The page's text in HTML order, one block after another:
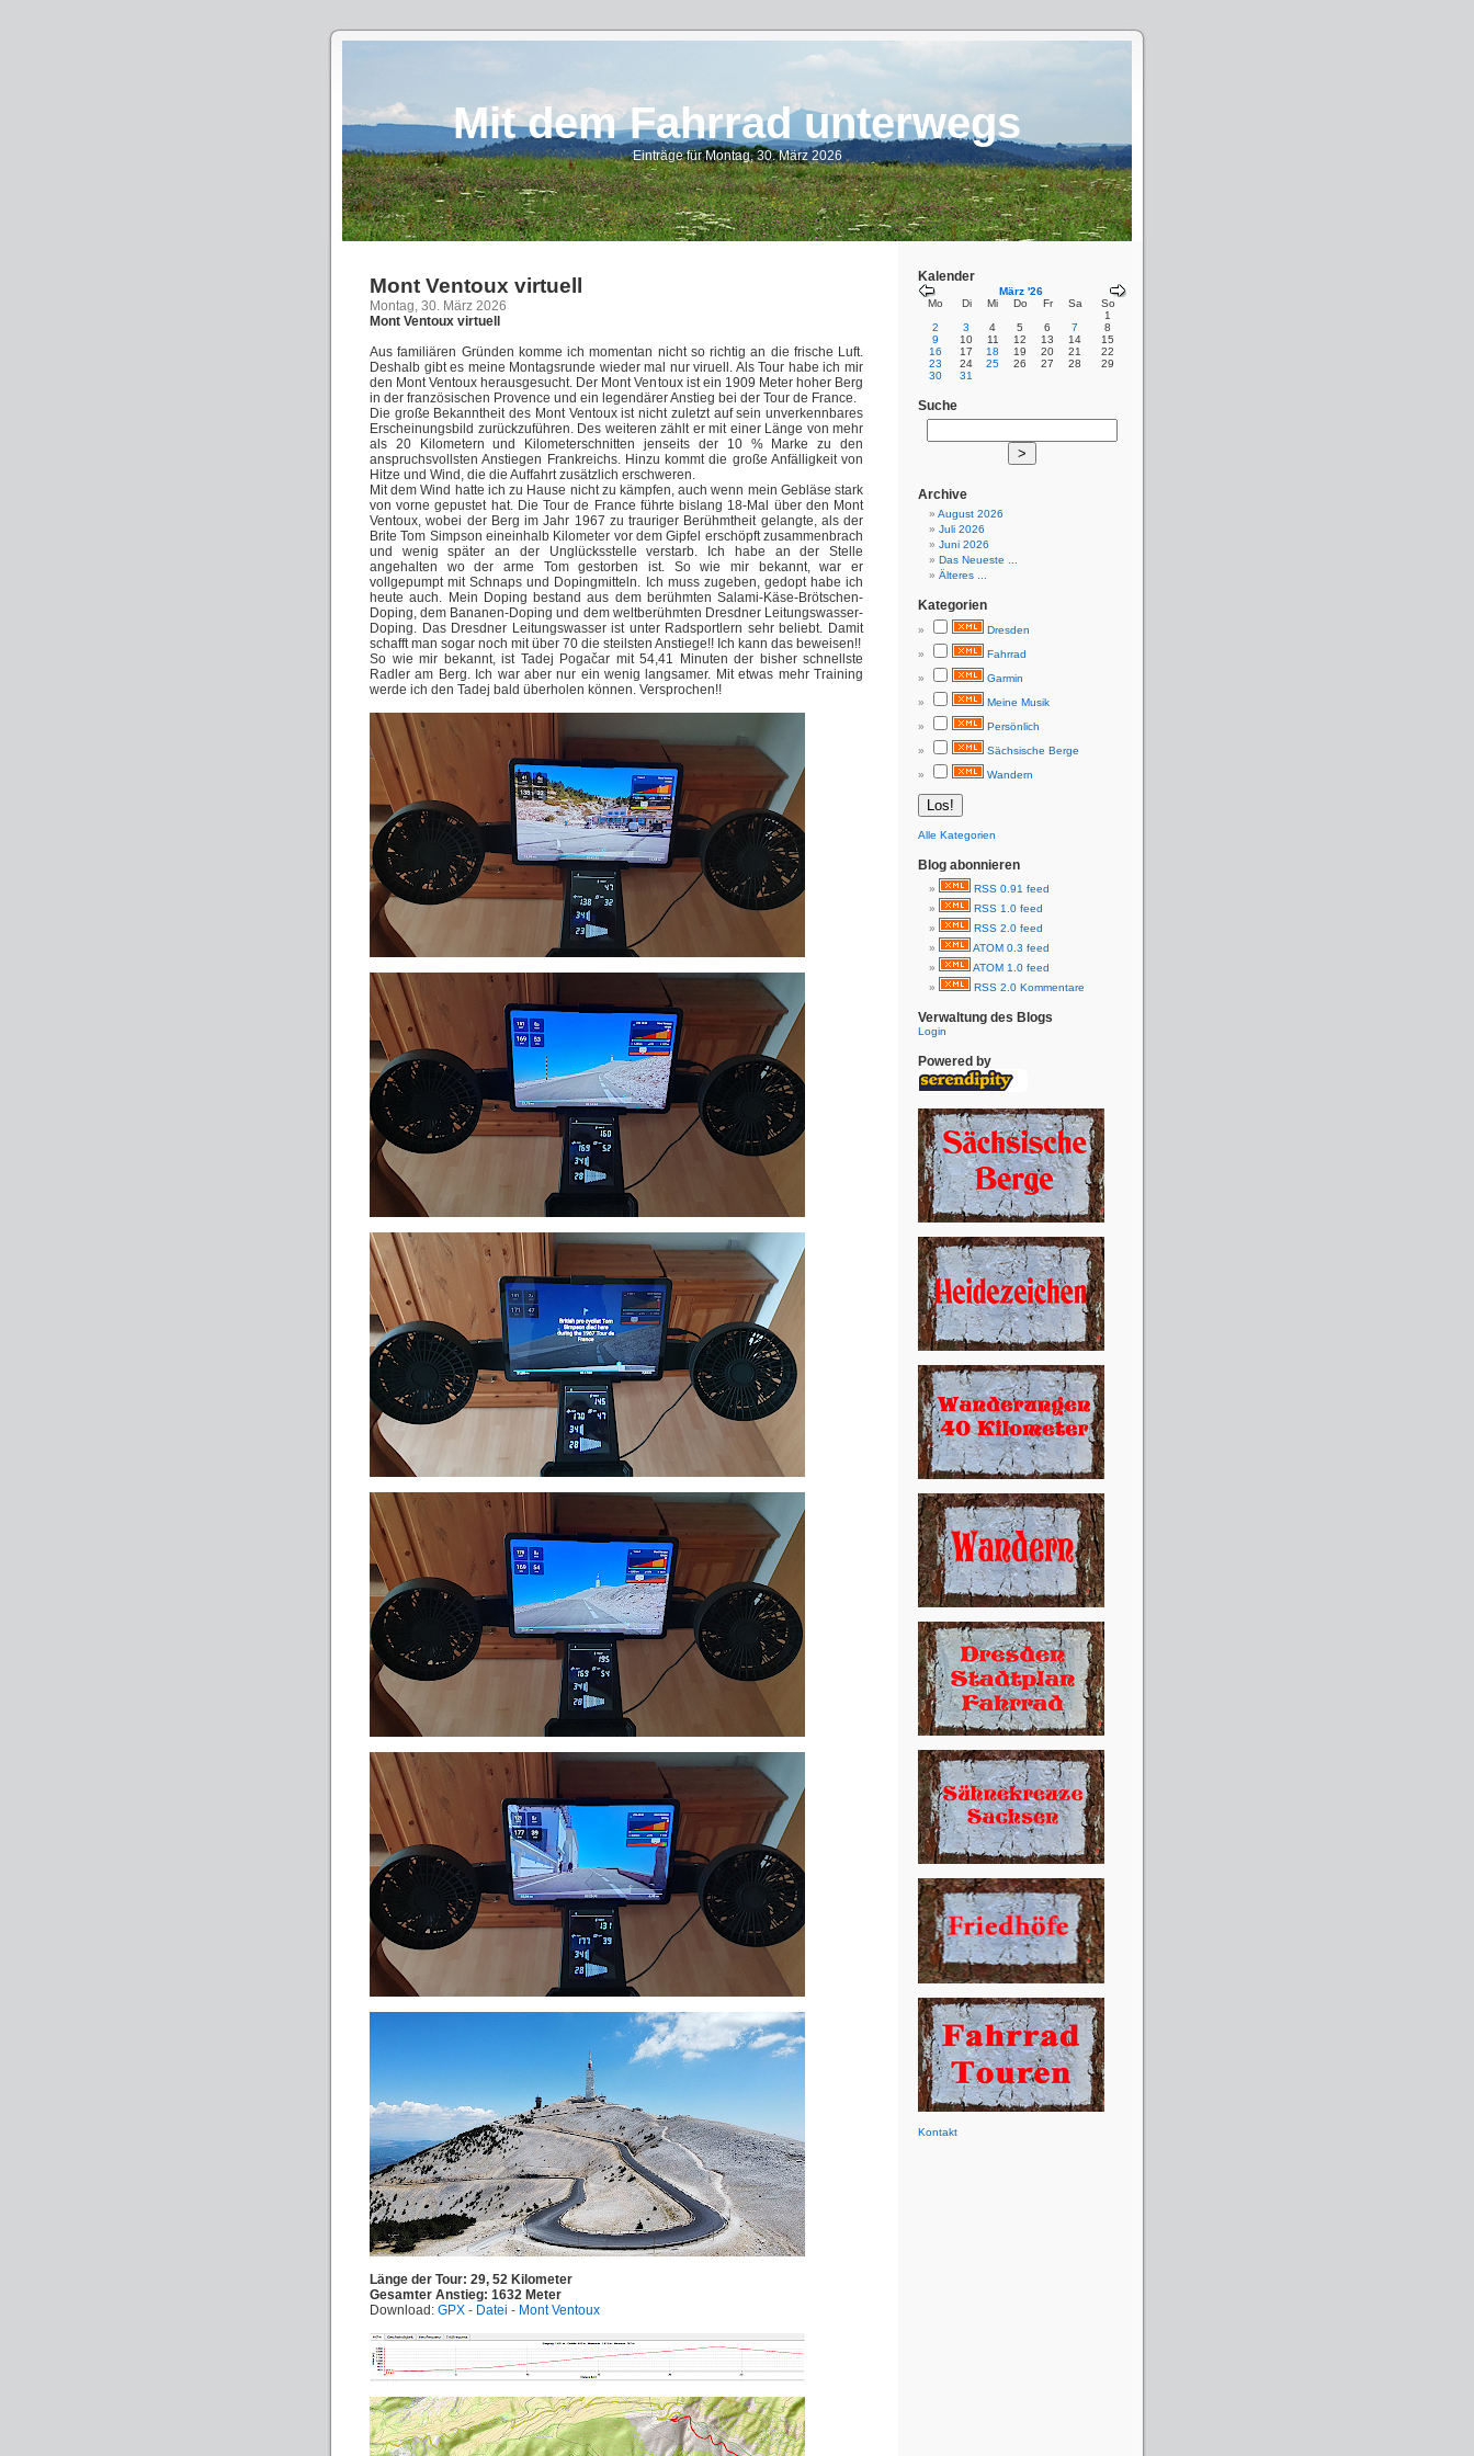
Mit dem Fahrrad unterwegs
Einträge für Montag, 30. März 2026
Mont Ventoux virtuell
Montag, 30. März 2026
Mont Ventoux virtuell
Aus familiären Gründen komme ich momentan nicht so richtig an die frische Luft.
Deshalb gibt es meine Montagsrunde wieder mal nur viruell. Als Tour habe ich mir
den Mont Ventoux herausgesucht. Der Mont Ventoux ist ein 1909 Meter hoher Berg
in der französischen Provence und ein legendärer Anstieg bei der Tour de France.
Die große Bekanntheit des Mont Ventoux ist nicht zuletzt auf sein unverkennbares
Erscheinungsbild zurückzuführen. Des weiteren zählt er mit einer Länge von mehr
als 20 Kilometern und Kilometerschnitten jenseits der 10 % Marke zu den
anspruchsvollsten Anstiegen Frankreichs. Hinzu kommt die große Anfälligkeit von
Hitze und Wind, die die Auffahrt zusätzlich erschweren.
Mit dem Wind hatte ich zu Hause nicht zu kämpfen, auch wenn mein Gebläse stark
von vorne gepustet hat. Die Tour de France führte bislang 18-Mal über den Mont
Ventoux, wobei der Berg im Jahr 1967 zu trauriger Berühmtheit gelangte, als der
Brite Tom Simpson eineinhalb Kilometer vor dem Gipfel erschöpft zusammenbrach
und wenig später an der Unglücksstelle verstarb. Ich habe an der Stelle
angehalten wo der arme Tom gestorben ist. So wie mir bekannt, war er
vollgepumpt mit Schnaps und Dopingmitteln. Ich muss zugeben, gedopt habe ich
heute auch. Mein Doping bestand aus dem berühmten Salami-Käse-Brötschen-
Doping, dem Bananen-Doping und dem weltberühmten Dresdner Leitungswasser-
Doping. Das Dresdner Leitungswasser ist unter Radsportlern sehr beliebt. Damit
schafft man sogar noch mit über 70 die steilsten Anstiege!! Ich kann das beweisen!!
So wie mir bekannt, ist Tadej Pogačar mit 54,41 Minuten der bisher schnellste
Radler am Berg. Ich war aber nur ein wenig langsamer. Mit etwas mehr Training
werde ich den Tadej bald überholen können. Versprochen!!
Länge der Tour: 29, 52 Kilometer
Gesamter Anstieg: 1632 Meter
Download: GPX - Datei - Mont Ventoux
Kalender
März '26
Mo
Di Mi Do Fr Sa
So
1
2
3 4 5 6 7
8
9
10 11 12 13 14
15
16
17 18 19 20 21
22
23
24 25 26 27 28
29
30
31
Suche
Archive
August 2026
Juli 2026
Juni 2026
Das Neueste ...
Älteres ...
Kategorien
Dresden
Fahrrad
Garmin
Meine Musik
Persönlich
Sächsische Berge
Wandern
Alle Kategorien
Blog abonnieren
RSS 0.91 feed
RSS 1.0 feed
RSS 2.0 feed
ATOM 0.3 feed
ATOM 1.0 feed
RSS 2.0 Kommentare
Verwaltung des Blogs
Login
Powered by
Kontakt